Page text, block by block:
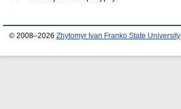
© 2008–2026 Zhytomyr Ivan Franko State University